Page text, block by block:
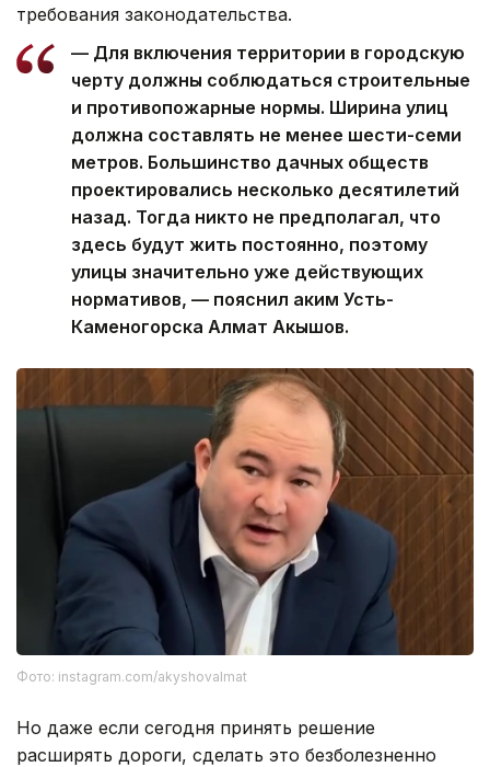
требования законодательства.
— Для включения территории в городскую
черту должны соблюдаться строительные
и противопожарные нормы. Ширина улиц
должна составлять не менее шести-семи
метров. Большинство дачных обществ
проектировались несколько десятилетий
назад. Тогда никто не предполагал, что
здесь будут жить постоянно, поэтому
улицы значительно уже действующих
нормативов, — пояснил аким Усть-
Каменогорска Алмат Акышов.
Фото: instagram.com/akyshovalmat
Но даже если сегодня принять решение
расширять дороги, сделать это безболезненно